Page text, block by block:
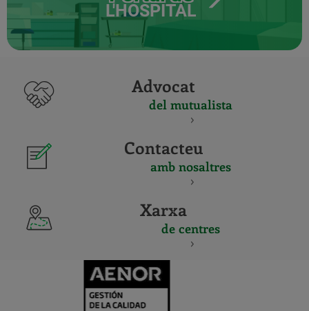
L'HOSPITAL
Advocat
del mutualista
Contacteu
amb nosaltres
Xarxa
de centres